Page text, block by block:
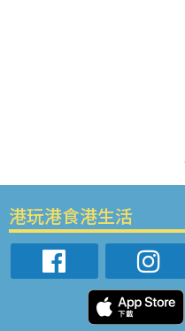
港玩港食港生活